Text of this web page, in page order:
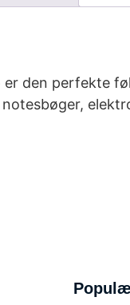
den perfekte